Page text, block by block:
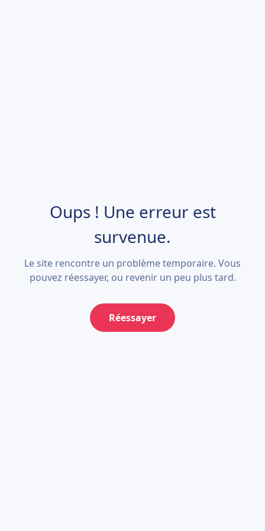
Oups ! Une erreur est
survenue.
Le site rencontre un problème temporaire. Vous
pouvez réessayer, ou revenir un peu plus tard.
Réessayer